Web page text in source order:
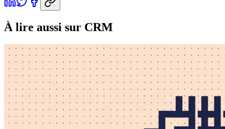
À lire aussi sur CRM